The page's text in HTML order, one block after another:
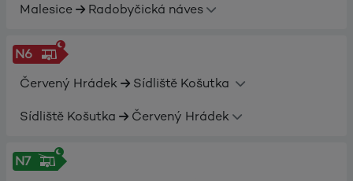
Malesice
Radobyčická náves
N6
Červený Hrádek
Sídliště Košutka
Sídliště Košutka
Červený Hrádek
N7